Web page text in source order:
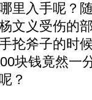
里入手呢？
文义受伤的
抡斧子的时
块钱竟然一
？